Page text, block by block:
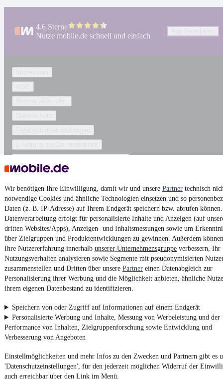
Wir benötigen Ihre Einwilligung, damit wir und unsere Partner technisch
notwendige Cookies und ähnliche Technologien einsetzen und so
Daten (z. B. IP-Adresse) auf Ihrem Endgerät speichern bzw. abrufen
Datenverarbeitung erfolgt für personalisierte Inhalte und Anzeigen (auf
dritten Websites/Apps), Anzeigen- und Inhaltsmessungen sowie um
über Zielgruppen und Produktentwicklungen zu gewinnen. Außerdem
Ihre Nutzererfahrung innerhalb unserer Unternehmensgruppe verbessern, Ihr
Nutzungsverhalten analysieren sowie Segmente mit pseudonymisierten
zusammenstellen und Dritten über unsere Partner einen Datenabgleich zur
Personalisierung ihrer Werbung und die Möglichkeit anbieten, ähnliche
ihrem eigenen Datenbestand zu identifizieren.
Speichern von oder Zugriff auf Informationen auf einem Endgerät
Personalisierte Werbung und Inhalte, Messung von Werbeleistung und der
Performance von Inhalten, Zielgruppenforschung sowie Entwicklung und
Verbesserung von Angeboten
Einstellmöglichkeiten und mehr Infos zu den Zwecken und Partnern gibt es
'Datenschutzeinstellungen', für den jederzeit möglichen Widerruf der
auch erreichbar über den Link im Menü.
4.6 Sterne
Nutze mobile.de schnell und einfach
Powered by
ObNeuwagen,GebrauchtwagenoderLeasing-Angebote: Alle
Fahrzeuge gibt es bei mobile.de